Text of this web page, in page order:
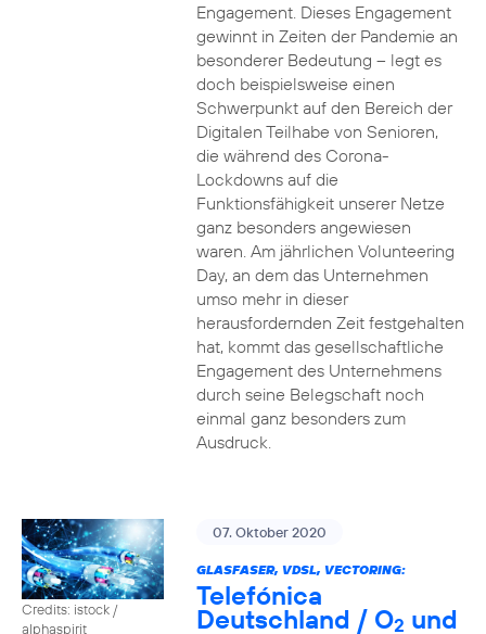
Engagement. Dieses Engagement
gewinnt in Zeiten der Pandemie an
besonderer Bedeutung – legt es
doch beispielsweise einen
Schwerpunkt auf den Bereich der
Digitalen Teilhabe von Senioren,
die während des Corona-
Lockdowns auf die
Funktionsfähigkeit unserer Netze
ganz besonders angewiesen
waren. Am jährlichen Volunteering
Day, an dem das Unternehmen
umso mehr in dieser
herausfordernden Zeit festgehalten
hat, kommt das gesellschaftliche
Engagement des Unternehmens
durch seine Belegschaft noch
einmal ganz besonders zum
Ausdruck.
Credits: istock /
alphaspirit
07. Oktober 2020
GLASFASER, VDSL, VECTORING:
Telefónica
Deutschland / O2 und